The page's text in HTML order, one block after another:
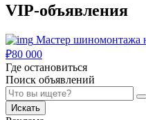
VIP-объявления
Мастер шиномонтажа
₽80 000
Где остановиться
Поиск объявлений
Искать